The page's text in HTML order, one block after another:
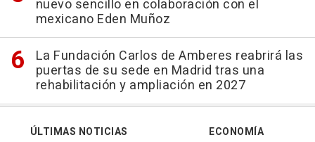
nuevo sencillo en colaboración con el
mexicano Eden Muñoz
La Fundación Carlos de Amberes reabrirá las
puertas de su sede en Madrid tras una
rehabilitación y ampliación en 2027
ÚLTIMAS NOTICIAS
ECONOMÍA